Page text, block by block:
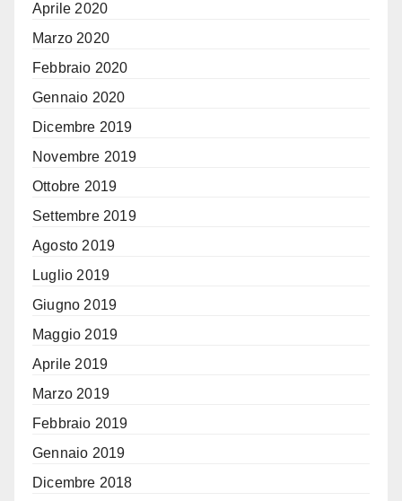
Aprile 2020
Marzo 2020
Febbraio 2020
Gennaio 2020
Dicembre 2019
Novembre 2019
Ottobre 2019
Settembre 2019
Agosto 2019
Luglio 2019
Giugno 2019
Maggio 2019
Aprile 2019
Marzo 2019
Febbraio 2019
Gennaio 2019
Dicembre 2018